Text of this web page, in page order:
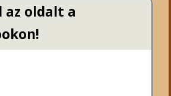
az oldalt a